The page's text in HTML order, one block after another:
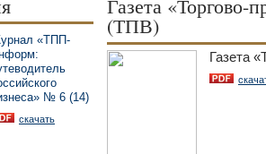
«ТПП-
№ 6 (14)
скачать
Газета
(ТПВ)
Газета